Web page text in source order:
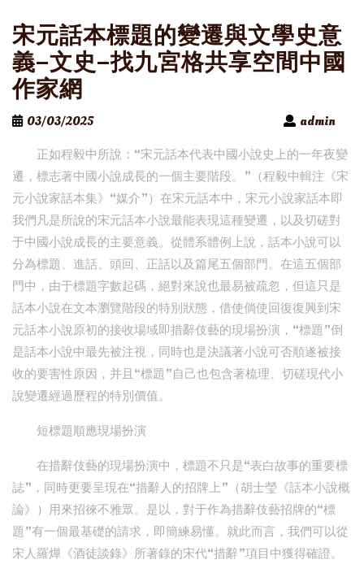
宋元話本標題的變遷與文學史意
義–文史–找九宮格共享空間中國
作家網
03/03/2025
admin
正如程毅中所說：“宋元話本代表中國小說史上的一年夜變
遷，標志著中國小說成長的一個主要階段。”（程毅中輯注《宋
元小說家話本集》“媒介”）在宋元話本中，宋元小說家話本即
我們凡是所說的宋元話本小說最能表現這種變遷，以及切磋對
于中國小說成長的主要意義。從體系體例上說，話本小說可以
分為標題、進話、頭回、正話以及篇尾五個部門。在這五個部
門中，由于標題字數起碼，絕對來說也最易被疏忽，但這只是
話本小說在文本瀏覽階段的特別狀態，借使倘使回復復興到宋
元話本小說原初的接收場域即措辭伎藝的現場扮演，“標題”倒
是話本小說中最先被注視，同時也是決議著小說可否順遂被接
收的要害性原因，并且“標題”自己也包含著梳理、切磋現代小
說變遷經過歷程的特別價值。
短標題順應現場扮演
在措辭伎藝的現場扮演中，標題不只是“表白故事的重要標
誌”，同時更要呈現在“措辭人的招牌上”（胡士瑩《話本小說概
論》）用來招徠不雅眾。是以，對于作為措辭伎藝招牌的“標
題”有一個最基礎的請求，即簡練易懂。就此而言，我們可以從
宋人羅燁《酒徒談錄》所著錄的宋代“措辭”項目中獲得確證。